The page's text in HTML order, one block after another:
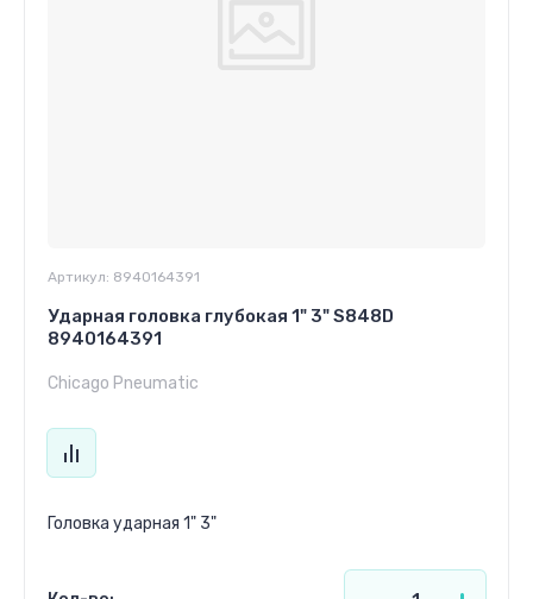
Артикул: 8940164391
Ударная головка глубокая 1" 3" S848D
8940164391
Chicago Pneumatic
Головка ударная 1" 3"